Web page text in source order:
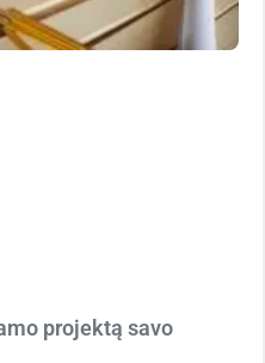
projektą savo